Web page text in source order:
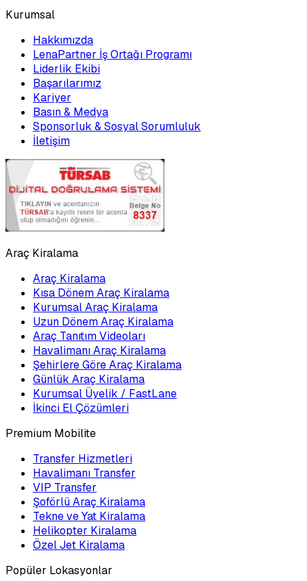
Kurumsal
Hakkımızda
LenaPartner İş Ortağı Programı
Liderlik Ekibi
Başarılarımız
Kariyer
Basın & Medya
Sponsorluk & Sosyal Sorumluluk
İletişim
Araç Kiralama
Araç Kiralama
Kısa Dönem Araç Kiralama
Kurumsal Araç Kiralama
Uzun Dönem Araç Kiralama
Araç Tanıtım Videoları
Havalimanı Araç Kiralama
Şehirlere Göre Araç Kiralama
Günlük Araç Kiralama
Kurumsal Üyelik / FastLane
İkinci El Çözümleri
Premium Mobilite
Transfer Hizmetleri
Havalimanı Transfer
VIP Transfer
Şoförlü Araç Kiralama
Tekne ve Yat Kiralama
Helikopter Kiralama
Özel Jet Kiralama
Popüler Lokasyonlar